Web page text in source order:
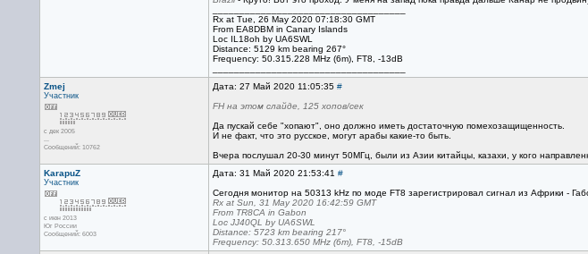
Rx at Tue, 26 May 2020 07:18:30 GMT
From EA8DBM in Canary Islands
Loc IL18oh by UA6SWL
Distance: 5129 km bearing 267°
Frequency: 50.315.228 MHz (6m), FT8, -13dB
Zmej
Участник
с дек 2005
...
Сообщений: 10762
Дата: 27 Май 2020 11:05:35 #
FH на этом слайде, 125 хопов/сек
Да пускай себе "хопают", оно должно иметь достаточную помехозащищенность.
И не факт, что это русское, могут арабы какие-то быть.
Вчера послушал 20-30 минут 50МГц, были из Азии китайцы, казахи, у кого
KarapuZ
Участник
с июн 2013
Юг России
Сообщений: 6003
Дата: 31 Май 2020 21:53:41 #
Сегодня монитор на 50313 kHz по моде FT8 зарегистрировал сигнал из Африки -
Rx at Sun, 31 May 2020 16:42:59 GMT
From TR8CA in Gabon
Loc JJ40QL by UA6SWL
Distance: 5723 km bearing 217°
Frequency: 50.313.650 MHz (6m), FT8, -15dB